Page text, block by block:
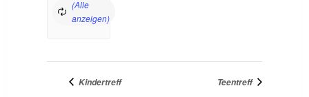
Kindertreff Teentreff